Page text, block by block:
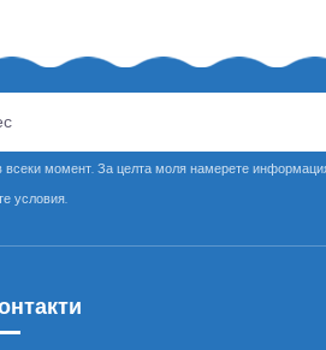
момент. За целта моля намерете
условия.